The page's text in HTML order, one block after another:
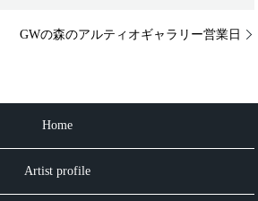
GWの森のアルティオギャラリー営業日
Home
Artist profile